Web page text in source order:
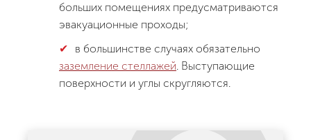
больших помещениях предусматриваются
эвакуационные проходы;
в большинстве случаях обязательно
заземление стеллажей. Выступающие
поверхности и углы скругляются.